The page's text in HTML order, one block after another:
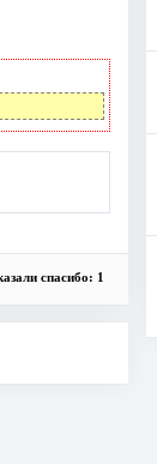
спасибо: 1